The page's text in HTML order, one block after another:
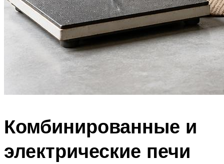
Комбинированные и
электрические печи